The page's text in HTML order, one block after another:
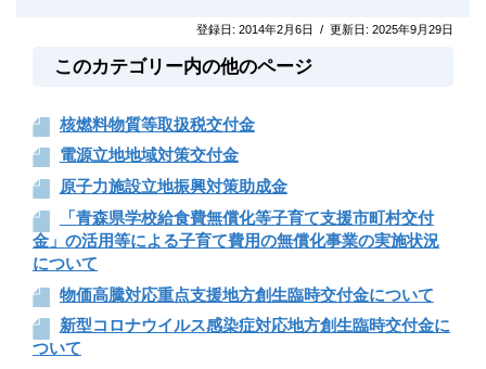
登録日: 2014年2月6日 / 更新日: 2025年9月29日
このカテゴリー内の他のページ
核燃料物質等取扱税交付金
電源立地地域対策交付金
原子力施設立地振興対策助成金
「青森県学校給食費無償化等子育て支援市町村交付
金」の活用等による子育て費用の無償化事業の実施状況
について
物価高騰対応重点支援地方創生臨時交付金について
新型コロナウイルス感染症対応地方創生臨時交付金に
ついて